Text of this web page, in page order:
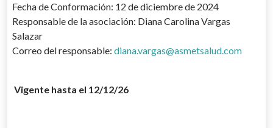
Fecha de Conformación: 12 de diciembre de 2024
Responsable de la asociación: Diana Carolina Vargas
Salazar
Correo del responsable: diana.vargas@asmetsalud.com
Vigente hasta el 12/12/26